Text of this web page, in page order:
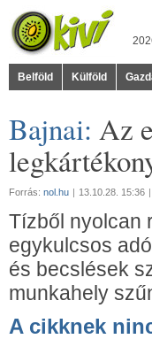
Belföld Külföld
Bajnai: Az
Forrás: nol.hu | 13.10.28. 15:36 |
Tízből nyolcan
egykulcsos
és becslések
munkahely
A cikknek